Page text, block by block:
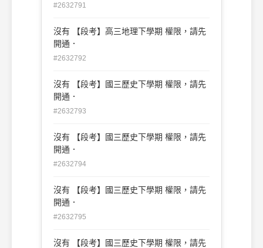
#2632791
沒有 【段考】高三地理下學期 權限，請先
開通．
#2632792
沒有 【段考】國三歷史下學期 權限，請先
開通．
#2632793
沒有 【段考】國三歷史下學期 權限，請先
開通．
#2632794
沒有 【段考】國三歷史下學期 權限，請先
開通．
#2632795
沒有 【段考】國三歷史下學期 權限，請先